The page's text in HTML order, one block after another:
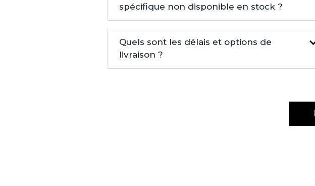
spécifique non disponible en stock ?
Quels sont les délais et options de
livraison ?